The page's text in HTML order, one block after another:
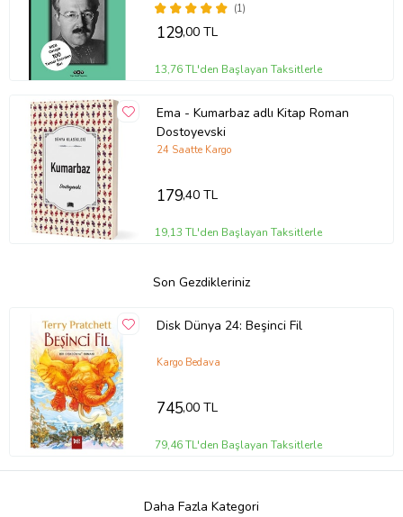
(1)
129,00 TL
13,76 TL'den Başlayan Taksitlerle
Ema - Kumarbaz adlı Kitap Roman
Dostoyevski
24 Saatte Kargo
179,40 TL
19,13 TL'den Başlayan Taksitlerle
Son Gezdikleriniz
Disk Dünya 24: Beşinci Fil
Kargo Bedava
745,00 TL
79,46 TL'den Başlayan Taksitlerle
Daha Fazla Kategori